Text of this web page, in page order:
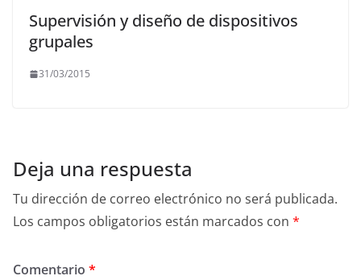
Supervisión y diseño de dispositivos
grupales
31/03/2015
Deja una respuesta
Tu dirección de correo electrónico no será publicada.
Los campos obligatorios están marcados con *
Comentario *